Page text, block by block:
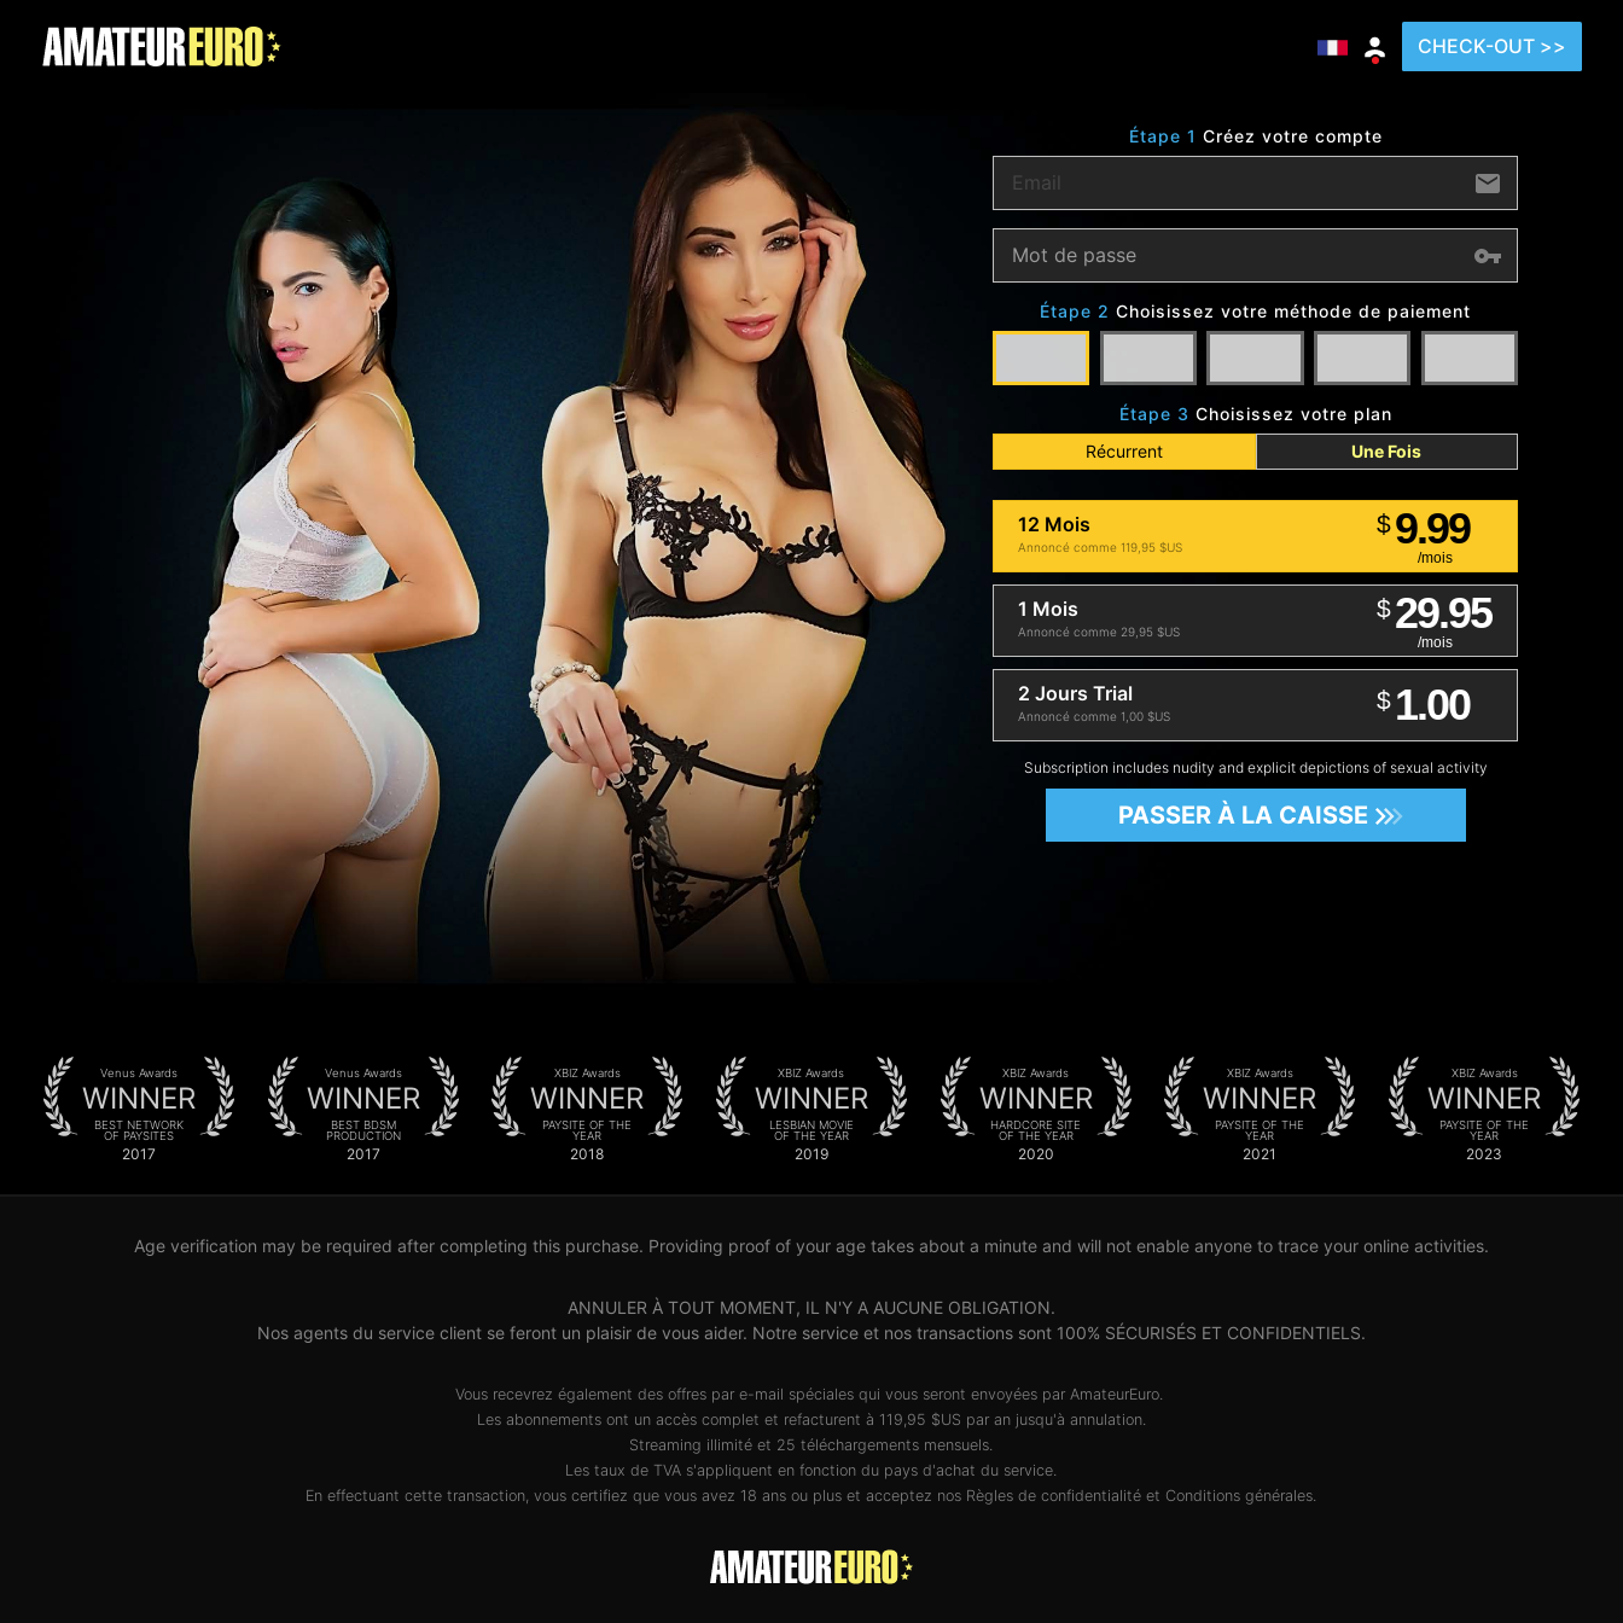
CHECK-OUT >>
Étape 1 Créez votre compte
Étape 2 Choisissez votre méthode de paiement
Étape 3 Choisissez votre plan
Récurrent
Une Fois
12 Mois
Annoncé comme 119,95 $US
$9.99
/mois
1 Mois
Annoncé comme 29,95 $US
$29.95
/mois
2 Jours Trial
Annoncé comme 1,00 $US
$ 1.00
Subscription includes nudity and explicit depictions of sexual activity
PASSER À LA CAISSE
Venus Awards
WINNER
BEST NETWORK
OF PAYSITES
2017
Venus Awards
WINNER
BEST BDSM
PRODUCTION
2017
XBIZ Awards
WINNER
PAYSITE OF THE
YEAR
2018
XBIZ Awards
WINNER
LESBIAN MOVIE
OF THE YEAR
2019
XBIZ Awards
WINNER
HARDCORE SITE
OF THE YEAR
2020
XBIZ Awards
WINNER
PAYSITE OF THE
YEAR
2021
XBIZ Awards
WINNER
PAYSITE OF THE
YEAR
2023
Age verification may be required after completing this purchase. Providing proof of your age takes about a minute and will not enable anyone to trace your online activities.
ANNULER À TOUT MOMENT, IL N'Y A AUCUNE OBLIGATION.
Nos agents du service client se feront un plaisir de vous aider. Notre service et nos transactions sont 100% SÉCURISÉS ET CONFIDENTIELS.
Vous recevrez également des offres par e-mail spéciales qui vous seront envoyées par AmateurEuro.
Les abonnements ont un accès complet et refacturent à 119,95 $US par an jusqu'à annulation.
Streaming illimité et 25 téléchargements mensuels.
Les taux de TVA s'appliquent en fonction du pays d'achat du service.
En effectuant cette transaction, vous certifiez que vous avez 18 ans ou plus et acceptez nos Règles de confidentialité et Conditions générales